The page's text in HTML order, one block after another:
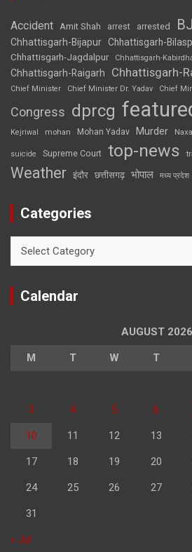
Accident Amit Shah arrest arrested
Chhattisgarh-Bijapur Chhattisgarh-
Chhattisgarh-Jagdalpur Chhattisgarh-
Chhattisgarh-Raigarh Chhattisgarh-
Chief Minister
Chief Minister Dr. Yadav Chief
Congress dprcg
Kejriwal mohan Mohan Yadav Murder
suicide Supreme Court top-news
Weather इंदौर छत्तीसगढ़ भोपाल मध्य प्रदेश
Categories
Calendar
AUGUST 2026
M T W T
3 4 5 6
10 11 12 13
17 18 19 20
24 25 26 27
31
« Jul